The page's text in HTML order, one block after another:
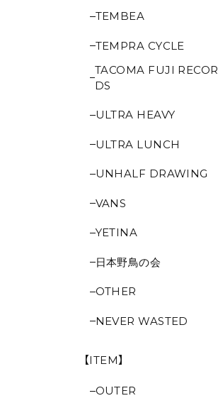
TEMBEA
TEMPRA CYCLE
TACOMA FUJI RECOR
DS
ULTRA HEAVY
ULTRA LUNCH
UNHALF DRAWING
VANS
YETINA
日本野鳥の会
OTHER
NEVER WASTED
【ITEM】
OUTER